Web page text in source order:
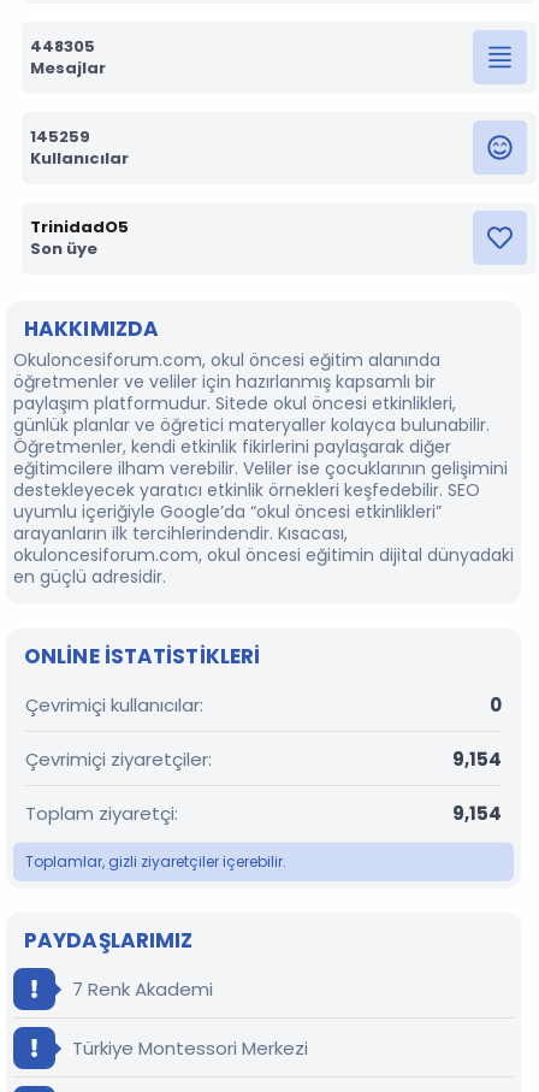
448305
Mesajlar
145259
Kullanıcılar
TrinidadO5
Son üye
HAKKIMIZDA
Okuloncesiforum.com, okul öncesi eğitim alanında
öğretmenler ve veliler için hazırlanmış kapsamlı bir
paylaşım platformudur. Sitede okul öncesi etkinlikleri,
günlük planlar ve öğretici materyaller kolayca bulunabilir.
Öğretmenler, kendi etkinlik fikirlerini paylaşarak diğer
eğitimcilere ilham verebilir. Veliler ise çocuklarının gelişimini
destekleyecek yaratıcı etkinlik örnekleri keşfedebilir. SEO
uyumlu içeriğiyle Google’da “okul öncesi etkinlikleri”
arayanların ilk tercihlerindendir. Kısacası,
okuloncesiforum.com, okul öncesi eğitimin dijital dünyadaki
en güçlü adresidir.
ONLINE ISTATISTIKLERI
Çevrimiçi kullanıcılar 0
Çevrimiçi ziyaretçiler 9,154
Toplam ziyaretçi 9,154
Toplamlar, gizli ziyaretçiler içerebilir.
PAYDAŞLARIMIZ
7 Renk Akademi
Türkiye Montessori Merkezi